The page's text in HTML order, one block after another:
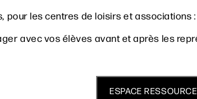
pour les centres de loisirs et associations
avec vos élèves avant et après les
ESPACE